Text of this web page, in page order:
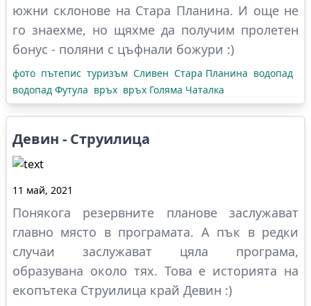
южни склонове на Стара Планина. И още не
го знаехме, но щяхме да получим пролетен
бонус - поляни с цъфнали божури :)
фото пътепис туризъм Сливен Стара Планина водопад
водопад Футула връх връх Голяма Чаталка
Девин - Струилица
11 май, 2021
Понякога резервните планове заслужават
главно място в програмата. А пък в редки
случаи заслужават цяла програма,
образувана около тях. Това е историята на
екопътека Струилица край Девин :)